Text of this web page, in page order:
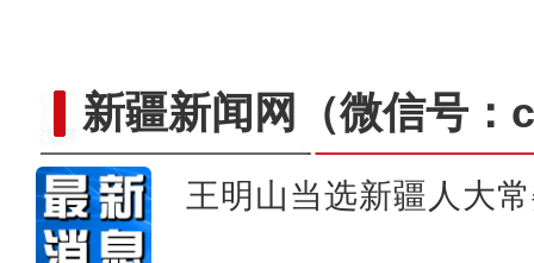
新疆新闻网 （微信号
王明山当选新疆人大